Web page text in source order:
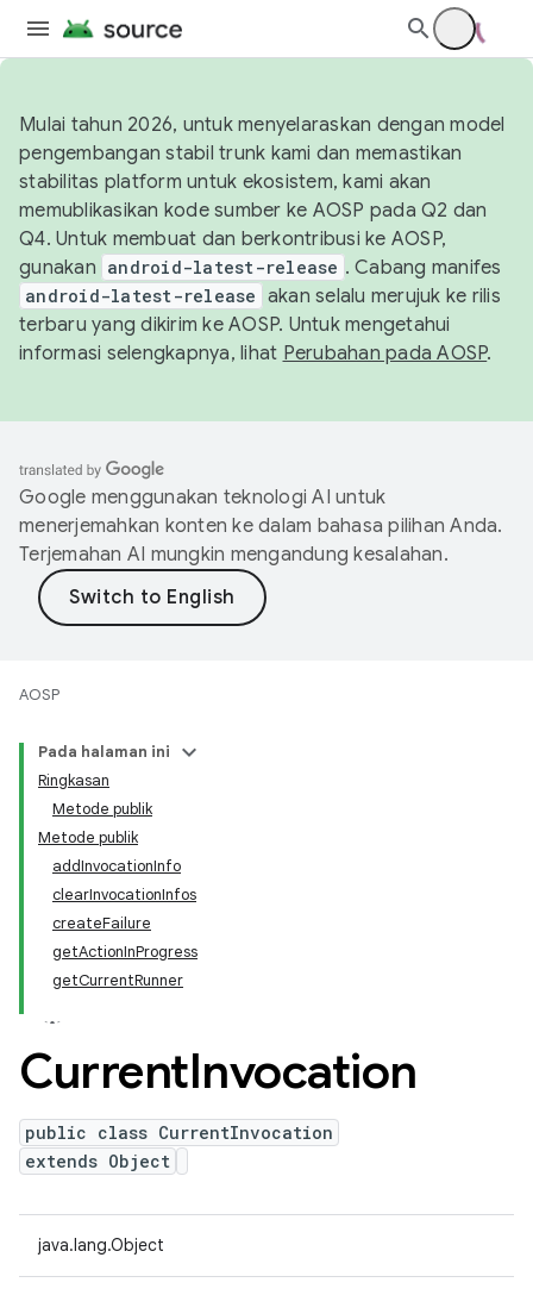
Mulai tahun 2026, untuk menyelaraskan dengan model
pengembangan stabil trunk kami dan memastikan
stabilitas platform untuk ekosistem, kami akan
memublikasikan kode sumber ke AOSP pada Q2 dan
Q4. Untuk membuat dan berkontribusi ke AOSP,
gunakan android-latest-release . Cabang manifes
android-latest-release akan selalu merujuk ke rilis
terbaru yang dikirim ke AOSP. Untuk mengetahui
informasi selengkapnya, lihat Perubahan pada AOSP.
Google menggunakan teknologi AI untuk
menerjemahkan konten ke dalam bahasa pilihan Anda.
Terjemahan AI mungkin mengandung kesalahan.
AOSP
Pada halaman ini
Ringkasan
Metode publik
Metode publik
addInvocationInfo
clearInvocationInfos
createFailure
getActionInProgress
getCurrentRunner
CurrentInvocation
public class CurrentInvocation
extends Object
java.lang.Object